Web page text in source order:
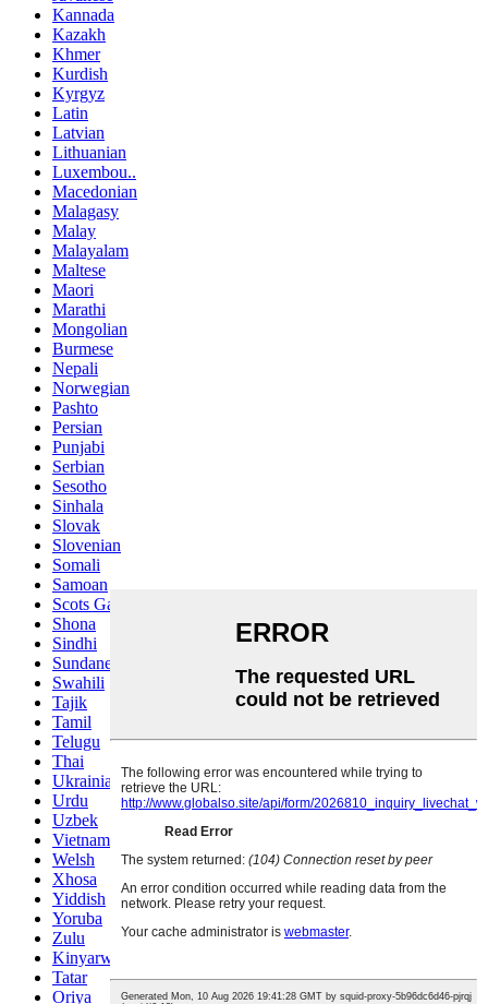
Kannada
Kazakh
Khmer
Kurdish
Kyrgyz
Latin
Latvian
Lithuanian
Luxembou..
Macedonian
Malagasy
Malay
Malayalam
Maltese
Maori
Marathi
Mongolian
Burmese
Nepali
Norwegian
Pashto
Persian
Punjabi
Serbian
Sesotho
Sinhala
Slovak
Slovenian
Somali
Samoan
Scots Gaelic
Shona
Sindhi
Sundanese
Swahili
Tajik
Tamil
Telugu
Thai
Ukrainian
Urdu
Uzbek
Vietnamese
Welsh
Xhosa
Yiddish
Yoruba
Zulu
Kinyarwanda
Tatar
Oriya